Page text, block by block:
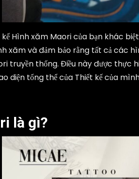
Hình xăm Maori của bạn khác
xăm và đảm bảo rằng tất cả các
truyền thống. Điều này được thực
diện tổng thể của Thiết kế của
là gì?